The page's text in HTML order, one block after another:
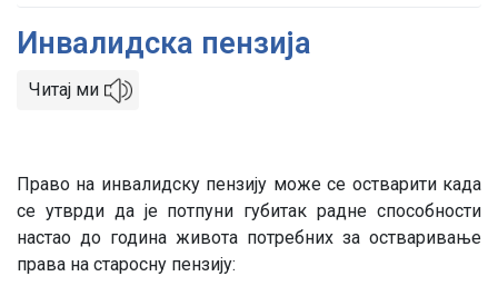
Инвалидска пензија
Читај ми
Право на инвалидску пензију може се остварити када
се утврди да је потпуни губитак радне способности
настао до година живота потребних за остваривање
права на старосну пензију: